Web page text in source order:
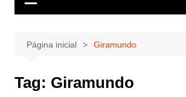
Página inicial Giramundo
Tag: Giramundo